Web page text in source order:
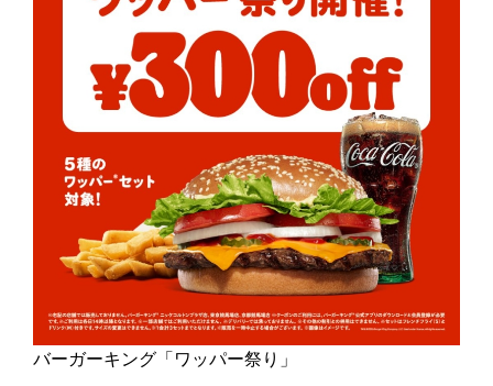
バーガーキング「ワッパー祭り」